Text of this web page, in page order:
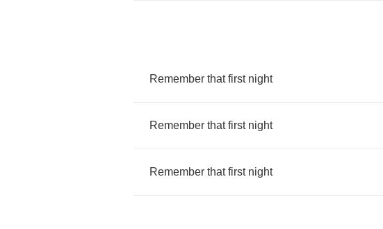
Remember that first night
Remember that first night
Remember that first night